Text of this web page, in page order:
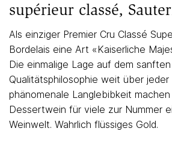
supérieur classé,
Als einziger Premier Cru Classé
Bordelais eine Art «Kaiserliche
Die einmalige Lage auf dem
Qualitätsphilosophie weit über jeder
phänomenale Langlebibkeit
Dessertwein für viele zur Nummer
Weinwelt. Wahrlich flüssiges Gold.